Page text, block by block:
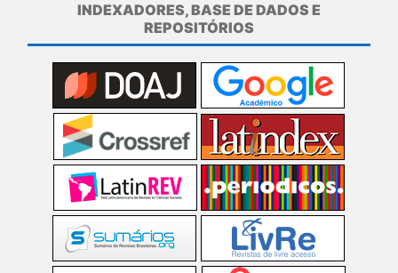
INDEXADORES, BASE DE DADOS E
REPOSITÓRIOS